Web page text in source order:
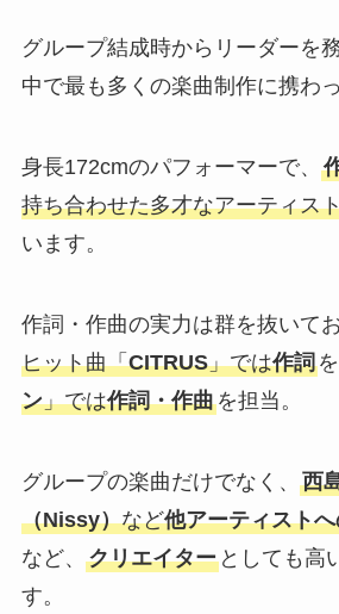
グループ結成時からリーダーを
中で最も多くの楽曲制作に携わ
身長172cmのパフォーマーで、
持ち合わせた多才なアーティス
います。
作詞・作曲の実力は群を抜いて
ヒット曲「CITRUS」では作詞を
ン」では作詞・作曲を担当。
グループの楽曲だけでなく、 西
（Nissy）など他アーティスト
など、 クリエイターとしても高
す。